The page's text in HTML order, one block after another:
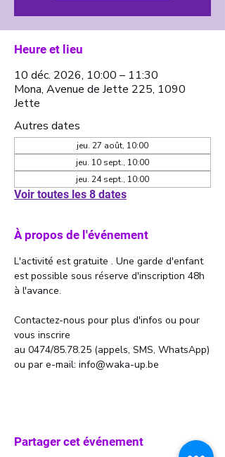
Heure et lieu
10 déc. 2026, 10:00 – 11:30
Mona, Avenue de Jette 225, 1090
Jette
Autres dates
jeu. 27 août, 10:00
jeu. 10 sept., 10:00
jeu. 24 sept., 10:00
Voir toutes les 8 dates
À propos de l'événement
L'activité est gratuite . Une garde d'enfant
est possible sous réserve d'inscription 48h
à l'avance.
Contactez-nous pour plus d'infos ou pour
vous inscrire
au 0474/85.78.25 (appels, SMS, WhatsApp)
ou par e-mail: info@waka-up.be
Partager cet événement